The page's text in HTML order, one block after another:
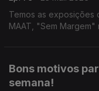
Temos as exposições
MAAT, "Sem Margem"
Bons motivos
semana!